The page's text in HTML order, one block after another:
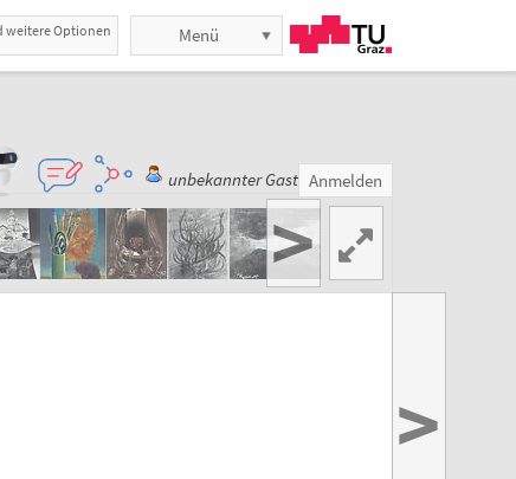
weitere Optionen Menü
unbekannter Gast Anmelden
>
>